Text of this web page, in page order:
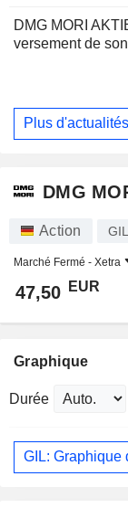
DMG MORI
versement de
Plus d'actualités
DMG
Action GIL
Marché Fermé - Xetra
47,50 EUR
Graphique
Durée
GIL: Graphique